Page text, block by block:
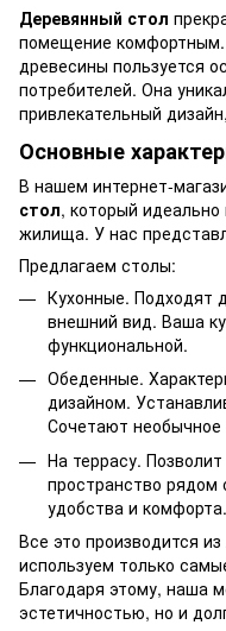
Деревянный стол
помещение
древесины пользуется
потребителей. Она
привлекательный
Основные
В нашем интернет-
стол, который
жилища. У нас
Предлагаем столы:
Кухонные. Подходят
внешний вид. Ваша
функциональной.
Обеденные.
дизайном.
Сочетают
На террасу.
пространство
удобства и комфорта.
Все это производится
используем только
Благодаря этому, наша
эстетичностью, но и